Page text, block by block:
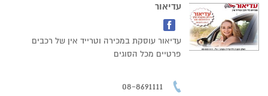
עדיאור
עדיאור עוסקת במכירה וטרייד אין של רכבים
פרטיים מכל הסוגים
08-8691111